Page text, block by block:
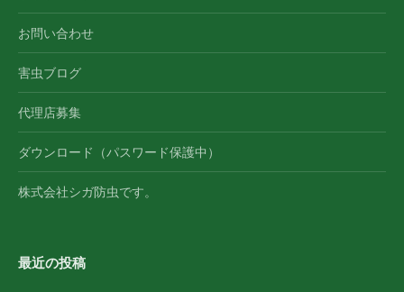
お問い合わせ
害虫ブログ
代理店募集
ダウンロード（パスワード保護中）
株式会社シガ防虫です。
最近の投稿